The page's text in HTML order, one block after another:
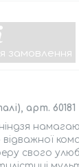
замовлення
арт. 60181
свого